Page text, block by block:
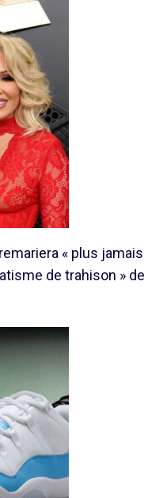
« plus jamais
de trahison » de